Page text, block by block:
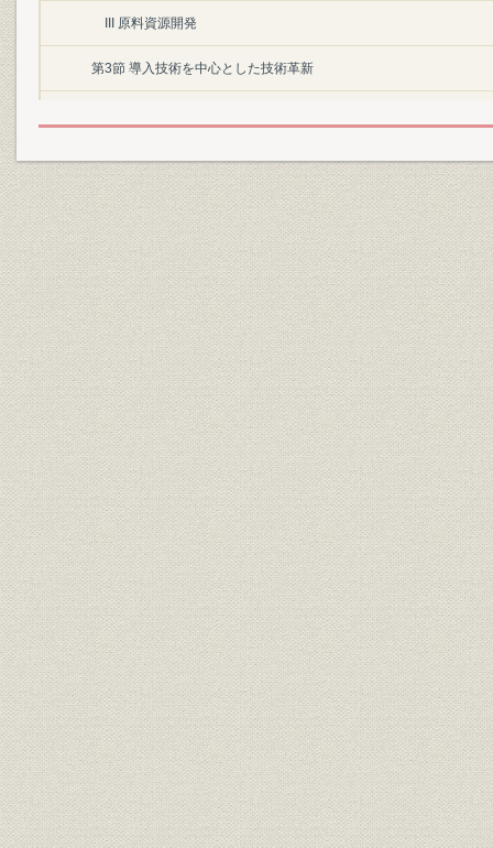
III 原料資源開発
第3節 導入技術を中心とした技術革新
II 製銑・製鋼技術の向上
III 圧延技術の向上
第4節 八幡製鉄所の近代化と光製鉄所の建設
I 第1次設備合理化
II 八幡製鉄所の近代化
III 光製鉄所の建設
第5節 経営基盤の確立
第2章 量産時代の幕開けと国際水準への飛躍
第1節 日本経済拡大と量産時代の幕開け
I 日本経済拡大策と鉄鋼設備拡充時代の始まり
II 海に築く製鉄所
III 量産型設備合理化の企業経営への影響
IV 八幡製鉄所自給自足体制からの脱皮
第2節 業界協調体制の整備
I 鉄屑カルテル
II 公開販売制度の発足と変遷